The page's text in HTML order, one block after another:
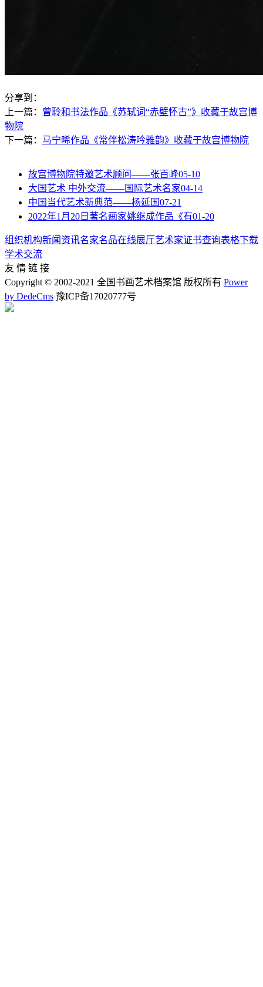
分享到：
上一篇：
曾聆和书法作品《苏轼词“赤壁怀古”》收藏于故宫博
物院
下一篇： 马宁晞作品《常伴松涛吟雅韵》收藏于故宫博物院
故宫博物院特邀艺术顾问——张百峰05-10
大国艺术 中外交流——国际艺术名家04-14
中国当代艺术新典范——杨延国07-21
2022年1月20日著名画家姚继成作品《有01-20
组织机构新闻资讯名家名品在线展厅艺术家证书查询表格下载
学术交流
友 情 链 接
Copyright © 2002-2021 全国书画艺术档案馆 版权所有 Power
by DedeCms 豫ICP备17020777号